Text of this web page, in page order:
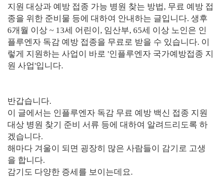
지원 대상과 예방 접종 가능 병원 찾는 방법, 무료 예방 접
종을 위한 준비물 등에 대하여 안내하는 글입니다. 생후
6개월 이상 ~ 13세 어린이, 임산부, 65세 이상 노인은 인
플루엔자 독감 예방 접종을 무료로 받을 수 있습니다. 이
렇게 지원하는 사업이 바로 '인플루엔자 국가예방접종 지
원 사업'입니다.
반갑습니다.
이 글에서는 인플루엔자 독감 무료 예방 백신 접종 지원
대상 병원 찾기 준비 서류 등에 대하여 알려드리도록 하
겠습니다.
해마다 겨울이 되면 굉장히 많은 사람들이 감기로 고생
을 합니다.
감기도 다양한 증세를 보이는데요.